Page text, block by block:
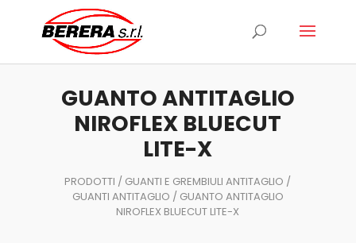
prodotti
GUANTO ANTITAGLIO
NIROFLEX BLUECUT
LITE-X
PRODOTTI / GUANTI E GREMBIULI ANTITAGLIO /
GUANTI ANTITAGLIO / GUANTO ANTITAGLIO
NIROFLEX BLUECUT LITE-X